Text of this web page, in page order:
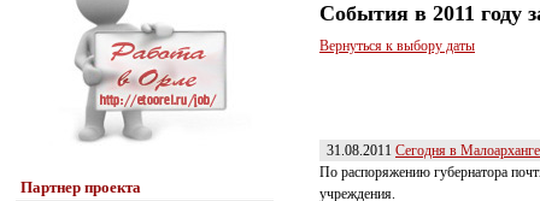
Партнер проекта
События в 2011 году
Вернуться к выбору даты
31.08.2011 Сегодня в
По распоряжению губернатора
учреждения.